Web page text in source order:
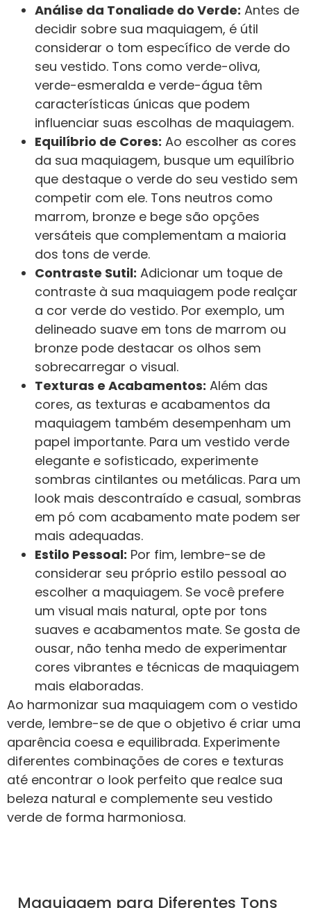
Análise da Tonaliade do Verde: Antes de
decidir sobre sua maquiagem, é útil
considerar o tom específico de verde do
seu vestido. Tons como verde-oliva,
verde-esmeralda e verde-água têm
características únicas que podem
influenciar suas escolhas de maquiagem.
Equilíbrio de Cores: Ao escolher as cores
da sua maquiagem, busque um equilíbrio
que destaque o verde do seu vestido sem
competir com ele. Tons neutros como
marrom, bronze e bege são opções
versáteis que complementam a maioria
dos tons de verde.
Contraste Sutil: Adicionar um toque de
contraste à sua maquiagem pode realçar
a cor verde do vestido. Por exemplo, um
delineado suave em tons de marrom ou
bronze pode destacar os olhos sem
sobrecarregar o visual.
Texturas e Acabamentos: Além das
cores, as texturas e acabamentos da
maquiagem também desempenham um
papel importante. Para um vestido verde
elegante e sofisticado, experimente
sombras cintilantes ou metálicas. Para um
look mais descontraído e casual, sombras
em pó com acabamento mate podem ser
mais adequadas.
Estilo Pessoal: Por fim, lembre-se de
considerar seu próprio estilo pessoal ao
escolher a maquiagem. Se você prefere
um visual mais natural, opte por tons
suaves e acabamentos mate. Se gosta de
ousar, não tenha medo de experimentar
cores vibrantes e técnicas de maquiagem
mais elaboradas.
Ao harmonizar sua maquiagem com o vestido
verde, lembre-se de que o objetivo é criar uma
aparência coesa e equilibrada. Experimente
diferentes combinações de cores e texturas
até encontrar o look perfeito que realce sua
beleza natural e complemente seu vestido
verde de forma harmoniosa.
Maquiagem para Diferentes Tons